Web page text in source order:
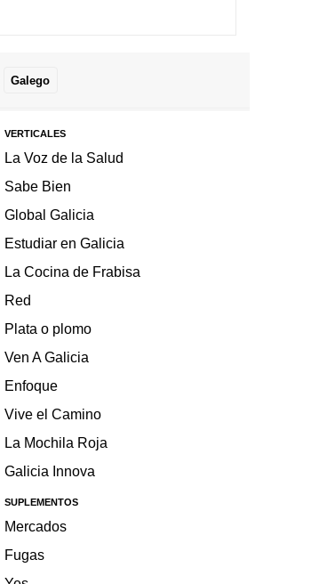
Galego
VERTICALES
La Voz de la Salud
Sabe Bien
Global Galicia
Estudiar en Galicia
La Cocina de Frabisa
Red
Plata o plomo
Ven A Galicia
Enfoque
Vive el Camino
La Mochila Roja
Galicia Innova
SUPLEMENTOS
Mercados
Fugas